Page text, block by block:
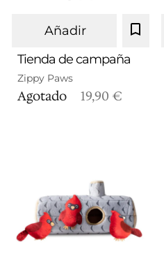
Añadir
Tienda de campaña
Zippy Paws
Agotado 19,90 €